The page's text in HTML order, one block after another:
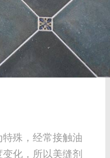
特殊，经常接触油
化，所以美缝剂